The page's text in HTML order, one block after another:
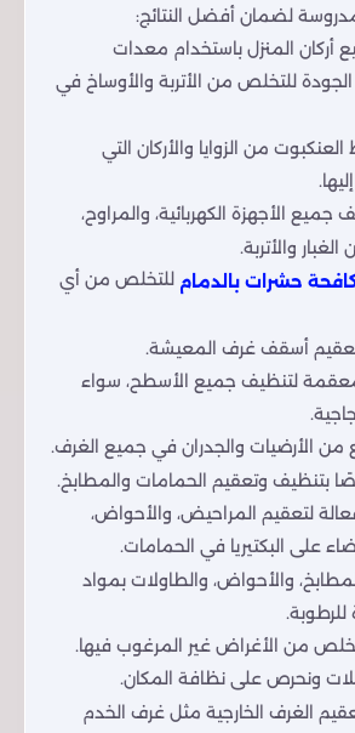
لضمان أفضل النتائج:
أركان المنزل باستخدام معدات
للتخلص من الأتربة والأوساخ في
من الزوايا والأركان التي
الأجهزة الكهربائية، والمراوح،
والأتربة.
حشرات بالدمام للتخلص من أي
أسقف غرف المعيشة.
لتنظيف جميع الأسطح، سواء
من الأرضيات والجدران في جميع الغرف.
بتنظيف وتعقيم الحمامات والمطابخ.
لتعقيم المراحيض، والأحواض،
على البكتيريا في الحمامات.
والأحواض، والطاولات بمواد
من الأغراض غير المرغوب فيها.
ونحرص على نظافة المكان.
الغرف الخارجية مثل غرف الخدم